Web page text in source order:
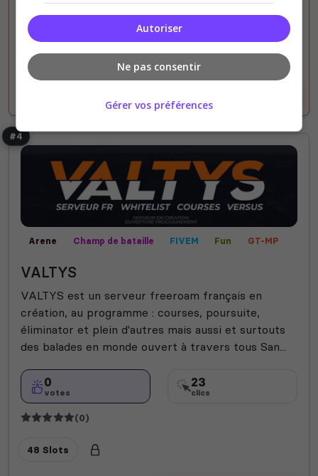
(0)
#4
Arene Champ de bataille FIVEM Fun
GT-MP
VALTYS
VALTYS est un serveur freeroam français en
création, au programme : courses, poursuite,
éliminator et plein d'autres mais aussi et surtouts
des balades en monde ouvert à travers tous San...
0
votes
23
clics
(0)
48 Slots
Autoriser
Ne pas consentir
Gérer vos préférences